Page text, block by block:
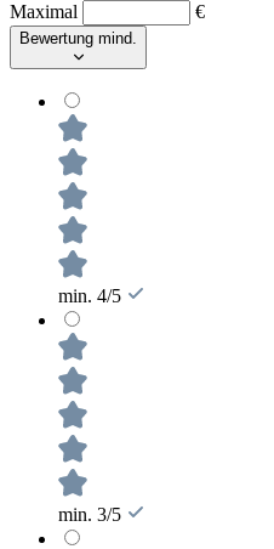
Maximal
€
Bewertung mind.
min. 4/5
min. 3/5